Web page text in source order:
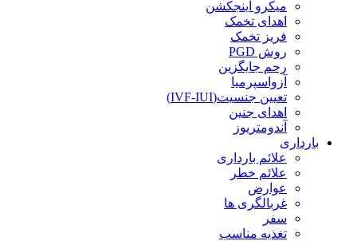
میکرو اینجکشن
اهدای تخمک
فریز تخمک
روش PGD
رحم جایگزین
آزواسپرمیا
تعیین جنسیت(IVF-IUI)
اهدای جنین
آندومتریوز
بارداری
علائم بارداری
علائم خطر
عوارض
غربالگری ها
سفر
تغذیه مناسب